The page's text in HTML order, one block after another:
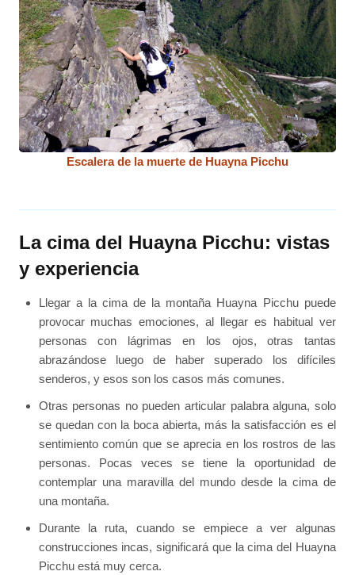
Escalera de la muerte de Huayna Picchu
La cima del Huayna Picchu: vistas
y experiencia
Llegar a la cima de la montaña Huayna Picchu puede
provocar muchas emociones, al llegar es habitual ver
personas con lágrimas en los ojos, otras tantas
abrazándose luego de haber superado los difíciles
senderos, y esos son los casos más comunes.
Otras personas no pueden articular palabra alguna, solo
se quedan con la boca abierta, más la satisfacción es el
sentimiento común que se aprecia en los rostros de las
personas. Pocas veces se tiene la oportunidad de
contemplar una maravilla del mundo desde la cima de
una montaña.
Durante la ruta, cuando se empiece a ver algunas
construcciones incas, significará que la cima del Huayna
Picchu está muy cerca.